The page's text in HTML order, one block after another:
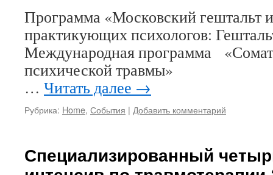
Программа «Московский гештальт
практикующих психологов:
Международная программа
психической
… Читать далее →
Рубрика: Home, События | Добавить комментарий
Специализированный